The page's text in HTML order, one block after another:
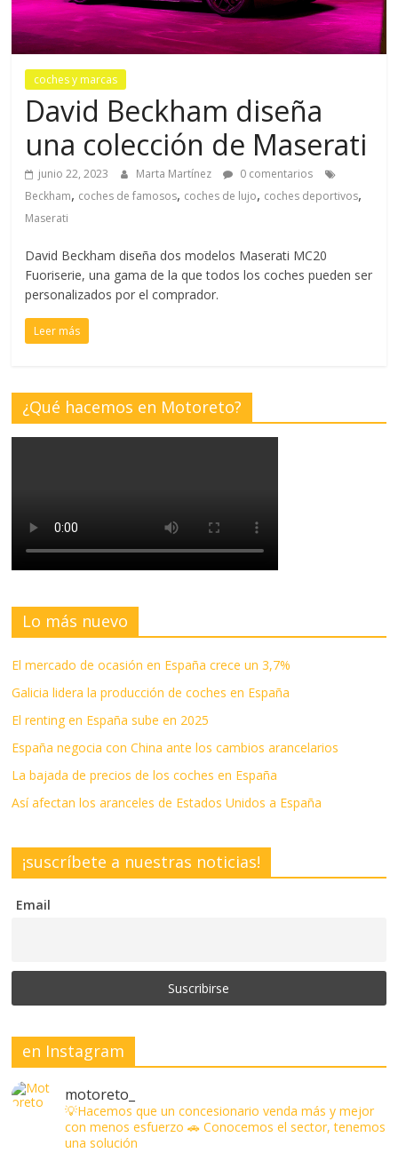
coches y marcas
David Beckham diseña
una colección de Maserati
junio 22, 2023 Marta Martínez
0 comentarios
Beckham, coches de famosos, coches de lujo, coches deportivos,
Maserati
David Beckham diseña dos modelos Maserati MC20
Fuoriserie, una gama de la que todos los coches pueden ser
personalizados por el comprador.
Leer más
¿Qué hacemos en Motoreto?
Lo más nuevo
El mercado de ocasión en España crece un 3,7%
Galicia lidera la producción de coches en España
El renting en España sube en 2025
España negocia con China ante los cambios arancelarios
La bajada de precios de los coches en España
Así afectan los aranceles de Estados Unidos a España
¡suscríbete a nuestras noticias!
Email
en Instagram
motoreto_
💡Hacemos que un concesionario venda más y mejor
con menos esfuerzo 🚗 Conocemos el sector, tenemos
una solución